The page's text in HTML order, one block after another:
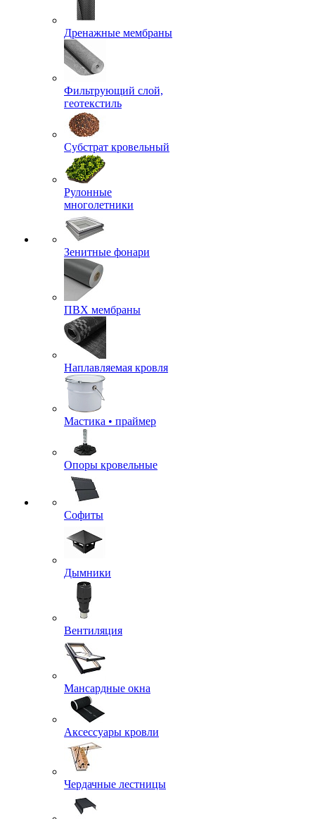
Дренажные мембраны
Фильтрующий слой,
геотекстиль
Субстрат кровельный
Рулонные
многолетники
Зенитные фонари
ПВХ мембраны
Наплавляемая кровля
Мастика • праймер
Опоры кровельные
Софиты
Дымники
Вентиляция
Мансардные окна
Аксессуары кровли
Чердачные лестницы